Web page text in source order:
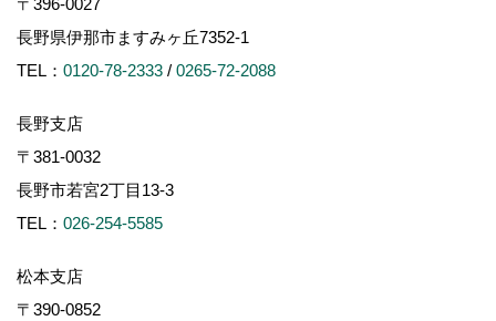
〒396-0027
長野県伊那市ますみヶ丘7352-1
TEL： 0120-78-2333 / 0265-72-2088
長野支店
〒381-0032
長野市若宮2丁目13-3
TEL： 026-254-5585
松本支店
〒390-0852